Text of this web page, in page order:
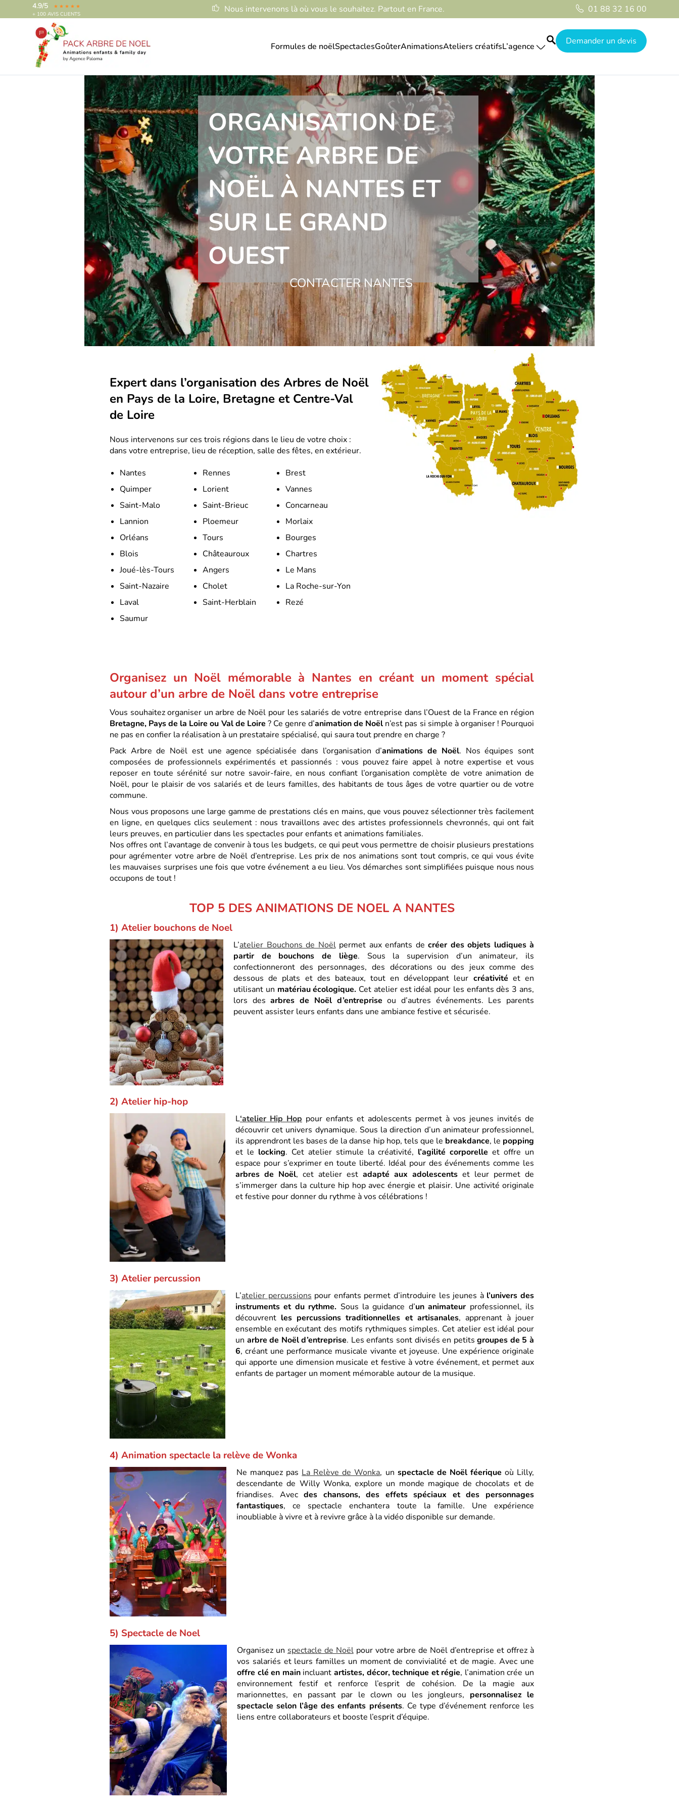
4.9/5
+ 100 AVIS CLIENTS Nous intervenons là où vous le souhaitez. Partout en France. 01 88 32 16 00
Formules de noëlSpectaclesGoûterAnimationsAteliers créatifsL’agence
Nos réalisations
Qui sommes-nous
Galerie
Destinations
Demander un devis
ORGANISATION DE
VOTRE ARBRE DE
NOËL À NANTES ET
SUR LE GRAND
OUEST
CONTACTER NANTES
Expert dans l’organisation des Arbres de Noël
en Pays de la Loire, Bretagne et Centre-Val
de Loire
Nous intervenons sur ces trois régions dans le lieu de votre choix :
dans votre entreprise, lieu de réception, salle des fêtes, en extérieur.
Nantes
Rennes
Brest
Quimper
Lorient
Vannes
Saint-Malo
Saint-Brieuc
Concarneau
Lannion
Ploemeur
Morlaix
Orléans
Tours
Bourges
Blois
Châteauroux
Chartres
Joué-lès-Tours
Angers
Le Mans
Saint-Nazaire
Cholet
La Roche-sur-Yon
Laval
Saint-Herblain
Rezé
Saumur
Organisez un Noël mémorable à Nantes en créant un moment spécial
autour d’un arbre de Noël dans votre entreprise
Vous souhaitez organiser un arbre de Noël pour les salariés de votre entreprise dans l’Ouest de la France en région
Bretagne, Pays de la Loire ou Val de Loire ? Ce genre d’animation de Noël n’est pas si simple à organiser ! Pourquoi
ne pas en confier la réalisation à un prestataire spécialisé, qui saura tout prendre en charge ?
Pack Arbre de Noël est une agence spécialisée dans l’organisation d’animations de Noël. Nos équipes sont
composées de professionnels expérimentés et passionnés : vous pouvez faire appel à notre expertise et vous
reposer en toute sérénité sur notre savoir-faire, en nous confiant l’organisation complète de votre animation de
Noël, pour le plaisir de vos salariés et de leurs familles, des habitants de tous âges de votre quartier ou de votre
commune.
Nous vous proposons une large gamme de prestations clés en mains, que vous pouvez sélectionner très facilement
en ligne, en quelques clics seulement : nous travaillons avec des artistes professionnels chevronnés, qui ont fait
leurs preuves, en particulier dans les spectacles pour enfants et animations familiales.
Nos offres ont l’avantage de convenir à tous les budgets, ce qui peut vous permettre de choisir plusieurs prestations
pour agrémenter votre arbre de Noël d’entreprise. Les prix de nos animations sont tout compris, ce qui vous évite
les mauvaises surprises une fois que votre événement a eu lieu. Vos démarches sont simplifiées puisque nous nous
occupons de tout !
TOP 5 DES ANIMATIONS DE NOEL A NANTES
1) Atelier bouchons de Noel
L’atelier Bouchons de Noëlpermet aux enfants de créer des objets ludiques à
partir de bouchons de liège. Sous la supervision d’un animateur, ils
confectionneront des personnages, des décorations ou des jeux comme des
dessous de plats et des bateaux, tout en développant leur créativité et en
utilisant un matériau écologique. Cet atelier est idéal pour les enfants dès 3 ans,
lors desarbres de Noël d’entreprise ou d’autres événements. Les parents
peuvent assister leurs enfants dans une ambiance festive et sécurisée.
2) Atelier hip-hop
L‘atelier Hip Hop pour enfants et adolescents permet à vos jeunes invités de
découvrir cet univers dynamique. Sous la direction d’un animateur professionnel,
ils apprendront les bases de la danse hip hop, tels que le breakdance, le popping
et le locking. Cet atelier stimule la créativité, l’agilité corporelleet offre un
espace pour s’exprimer en toute liberté. Idéal pour des événements comme les
arbres de Noël, cet atelier est adapté aux adolescents et leur permet de
s’immerger dans la culture hip hop avec énergie et plaisir. Une activité originale
et festive pour donner du rythme à vos célébrations !
3) Atelier percussion
L’atelier percussions pour enfants permet d’introduire les jeunes à l’univers des
instruments et du rythme. Sous la guidance d’un animateurprofessionnel, ils
découvrent les percussions traditionnelles et artisanales, apprenant à jouer
ensemble en exécutant des motifs rythmiques simples. Cet atelier est idéal pour
un arbre de Noël d’entreprise. Les enfants sont divisés en petitsgroupes de 5 à
6, créant une performance musicale vivante et joyeuse. Une expérience originale
qui apporte une dimension musicale et festive à votre événement, et permet aux
enfants de partager un moment mémorable autour de la musique.
4) Animation spectacle la relève de Wonka
Ne manquez pas La Relève de Wonka, un spectacle de Noël féerique où Lilly,
descendante de Willy Wonka, explore un monde magique de chocolats et de
friandises. Avecdes chansons, des effets spéciaux et des personnages
fantastiques, ce spectacle enchantera toute la famille. Une expérience
inoubliable à vivre et à revivre grâce à la vidéo disponible sur demande.
5) Spectacle de Noel
Organisez un spectacle de Noëlpour votre arbre de Noël d’entreprise et offrez à
vos salariés et leurs familles un moment de convivialité et de magie. Avec une
offre clé en mainincluant artistes, décor, technique et régie, l’animation crée un
environnement festif et renforce l’esprit de cohésion. De la magie aux
marionnettes, en passant par le clown ou les jongleurs, personnalisez le
spectacle selon l’âge des enfants présents. Ce type d’événement renforce les
liens entre collaborateurs et booste l’esprit d’équipe.